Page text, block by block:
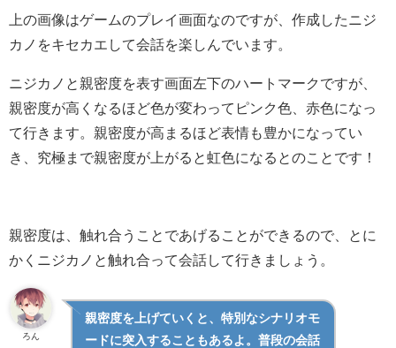
上の画像はゲームのプレイ画面なのですが、作成したニジ
カノをキセカエして会話を楽しんでいます。
ニジカノと親密度を表す画面左下のハートマークですが、
親密度が高くなるほど色が変わってピンク色、赤色になっ
て行きます。親密度が高まるほど表情も豊かになってい
き、究極まで親密度が上がると虹色になるとのことです！
親密度は、触れ合うことであげることができるので、とに
かくニジカノと触れ合って会話して行きましょう。
ろん
親密度を上げていくと、特別なシナリオモ
ードに突入することもあるよ。普段の会話